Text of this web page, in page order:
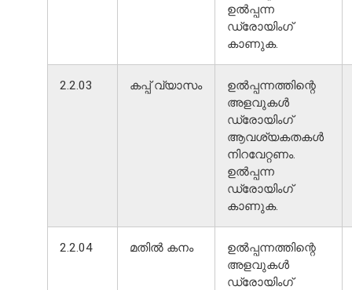
ഉൽപ്പന്ന
ഡ്രോയിംഗ്
കാണുക.
2.2.03 കപ്പ് വ്യാസം
ഉൽപ്പന്നത്തിന്റെ
അളവുകൾ
ഡ്രോയിംഗ്
ആവശ്യകതകൾ
നിറവേറ്റണം.
ഉൽപ്പന്ന
ഡ്രോയിംഗ്
കാണുക.
2.2.04 മതിൽ കനം
ഉൽപ്പന്നത്തിന്റെ
അളവുകൾ
ഡ്രോയിംഗ്